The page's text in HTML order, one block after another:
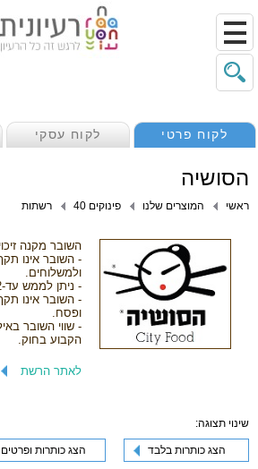
לקוח פרטי לקוח עסקי
הסושיה
ראשי המוצרים שלנו פינוקים 40 רשתות
השובר מקנה זיכוי
- השובר אינו
ולמשלוחים.
- ניתן לממש עד-2 שוברים לשולחן.
- השובר אינו
ופסח.
- שווי השובר
הקבוע בחוק.
לאתר הרשת
שינוי תצוגה:
הצג כותרות בלבד הצג כותרות ופרטים